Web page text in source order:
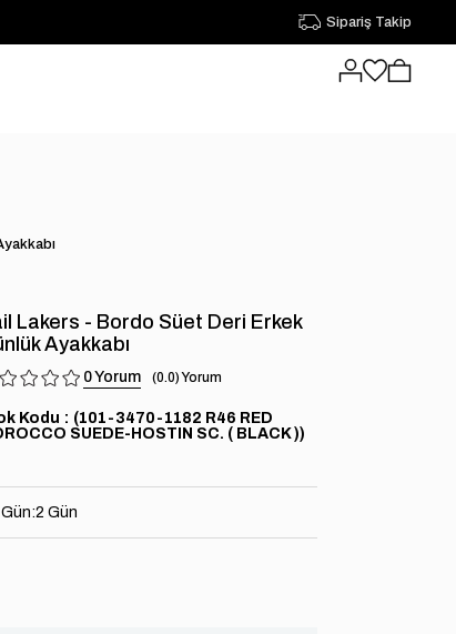
Sipariş Takip
Lakers - Bordo Süet Deri Erkek
Ayakkabı
0 0.0
Kodu
(101-3470-1182 R46 RED
SUEDE-HOSTIN SC. ( BLACK ))
Gün:2 Gün